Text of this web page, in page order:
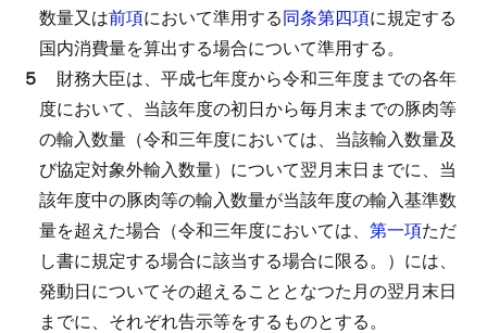
数量又は前項において準用する同条第四項に規定する
国内消費量を算出する場合について準用する。
５
財務大臣は、平成七年度から令和三年度までの各年
度において、当該年度の初日から毎月末までの豚肉等
の輸入数量（令和三年度においては、当該輸入数量及
び協定対象外輸入数量）について翌月末日までに、当
該年度中の豚肉等の輸入数量が当該年度の輸入基準数
量を超えた場合（令和三年度においては、 第一項ただ
し書に規定する場合に該当する場合に限る。）には、
発動日についてその超えることとなつた月の翌月末日
までに、それぞれ告示等をするものとする。